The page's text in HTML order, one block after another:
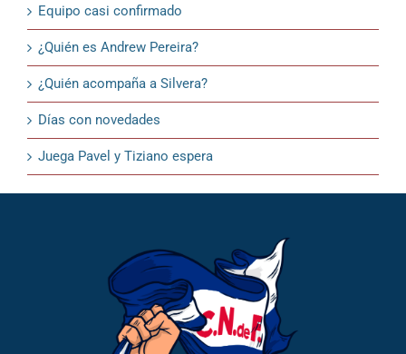
Equipo casi confirmado
¿Quién es Andrew Pereira?
¿Quién acompaña a Silvera?
Días con novedades
Juega Pavel y Tiziano espera